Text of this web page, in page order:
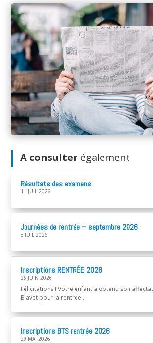
A consulter également
Résultats des examens
11 JUIL 2026
Journées de rentrée – septembre 2026
8 JUIL 2026
Inscriptions RENTRÉE 2026
25 JUIN 2026
Félicitations ! Votre enfant a obtenu son
Blavet pour la rentrée...
Inscriptions BTS rentrée 2026
29 MAI 2026